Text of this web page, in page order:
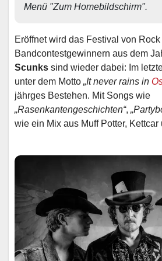
Menü "Zum Homebildschirm".
Eröffnet wird das Festival von
Bandcontestgewinnern aus dem
Scunks sind wieder dabei: Im
unter dem Motto „It never rains in
jährges Bestehen. Mit Songs wie
„Rasenkantengeschichten“,
wie ein Mix aus Muff Potter, Kettcar